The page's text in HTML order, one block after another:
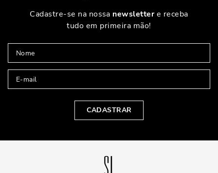
Cadastre-se na nossa newslettere receba
tudo em primeira mão!
CADASTRAR